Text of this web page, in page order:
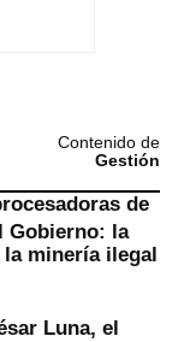
Contenido de
Gestión
de
Gobierno: la
minería ilegal
Luna, el